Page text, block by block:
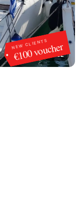
NEW CLIENTS
€100 voucher
1/12